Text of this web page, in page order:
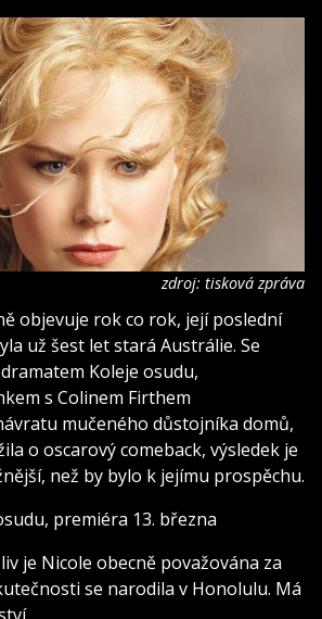
zdroj: tisková zpráva
objevuje rok co rok, její poslední
už šest let stará Austrálie. Se
Koleje osudu,
s Colinem Firthem
mučeného důstojníka domů,
o oscarový comeback, výsledek je
než by bylo k jejímu prospěchu.
premiéra 13. března
je Nicole obecně považována za
se narodila v Honolulu. Má